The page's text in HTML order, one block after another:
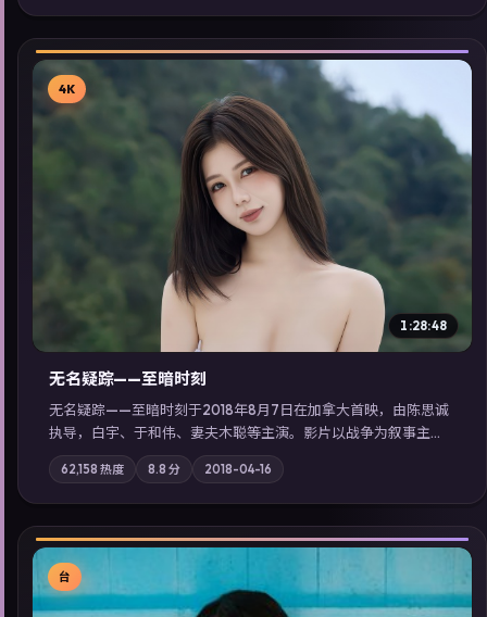
看」延展检索同类型高分佳作，畅享高清在线追剧体验。
▶
4K
1:28:48
无名疑踪——至暗时刻
无名疑踪——至暗时刻于2018年8月7日在加拿大首映，由陈思诚
执导，白宇、于和伟、妻夫木聪等主演。影片以战争为叙事主
轴，亲情与职责必须在倒计时结束前做出抉择；摄影与配乐强化
地域气质；站内亦可通过「国产免费观看高清电视剧在线看」延
展检索同类型高分佳作，畅享高清在线追剧体验。
62,158 热度 8.8 分 2018-04-16
台